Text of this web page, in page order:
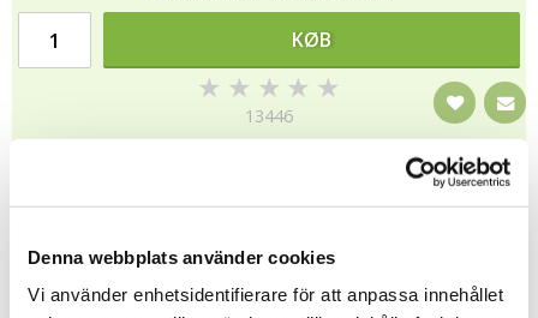
Denna webbplats använder cookies
Vi använder enhetsidentifierare för att anpassa innehållet
KØB
★ ★ ★ ★ ★
13446
Teddy Hermann er en af Tysklands mest traditionsrige
producenter af teddybjørne og bamser med rødder helt tilbage
stadig som en familieejet virksomhed, hvor kvalitet, tryghed og
tradition er i fokus.